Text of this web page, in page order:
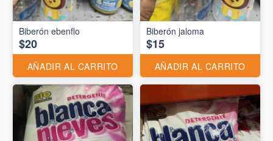
Biberón ebenflo
$20
AÑADIR AL CARRITO
Biberón jaloma
$15
AÑADIR AL CARRITO